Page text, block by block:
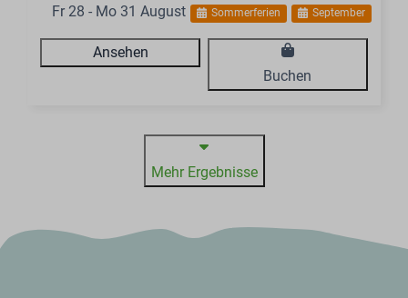
Fr 28 - Mo 31 August
Sommerferien September
Ansehen
Buchen
Mehr Ergebnisse